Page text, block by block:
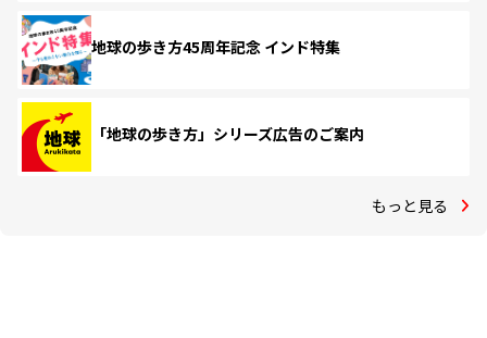
地球の歩き方45周年記念 インド特集
「地球の歩き方」シリーズ広告のご案内
もっと見る